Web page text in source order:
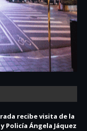
recibe visita de la
Policía Ángela Jáquez